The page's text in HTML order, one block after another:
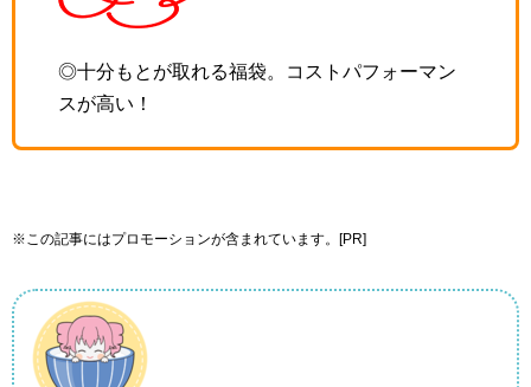
◎十分もとが取れる福袋。コストパフォーマン
スが高い！
※この記事にはプロモーションが含まれています。[PR]